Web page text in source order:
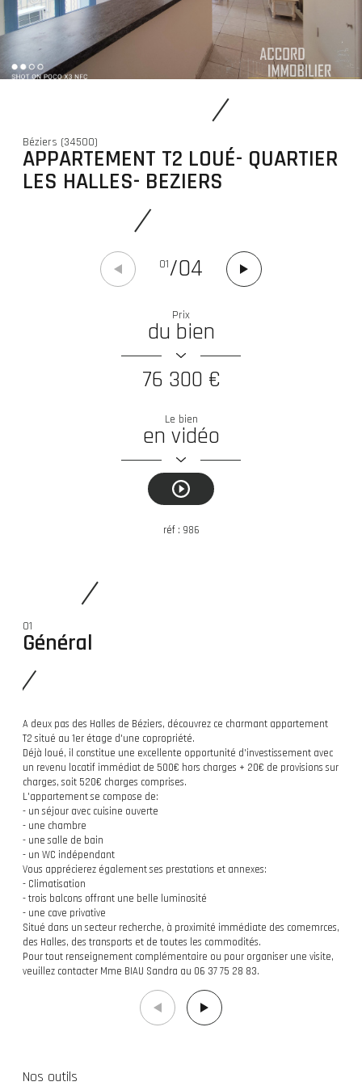
Béziers (34500)
APPARTEMENT T2 LOUÉ- QUARTIER
LES HALLES- BEZIERS
01/04
Prix
du bien
76 300 €
Le bien
en vidéo
réf : 986
01
Général
A deux pas des Halles de Béziers, découvrez ce charmant appartement
T2 situé au 1er étage d'une copropriété.
Déjà loué, il constitue une excellente opportunité d'investissement avec
un revenu locatif immédiat de 500€ hors charges + 20€ de provisions sur
charges, soit 520€ charges comprises.
L'appartement se compose de:
- un séjour avec cuisine ouverte
- une chambre
- une salle de bain
- un WC indépendant
Vous apprécierez également ses prestations et annexes:
- Climatisation
- trois balcons offrant une belle luminosité
- une cave privative
Situé dans un secteur recherche, à proximité immédiate des comemrces,
des Halles, des transports et de toutes les commodités.
Pour tout renseignement complémentaire ou pour organiser une visite,
veuillez contacter Mme BIAU Sandra au 06 37 75 28 83.
Nos outils